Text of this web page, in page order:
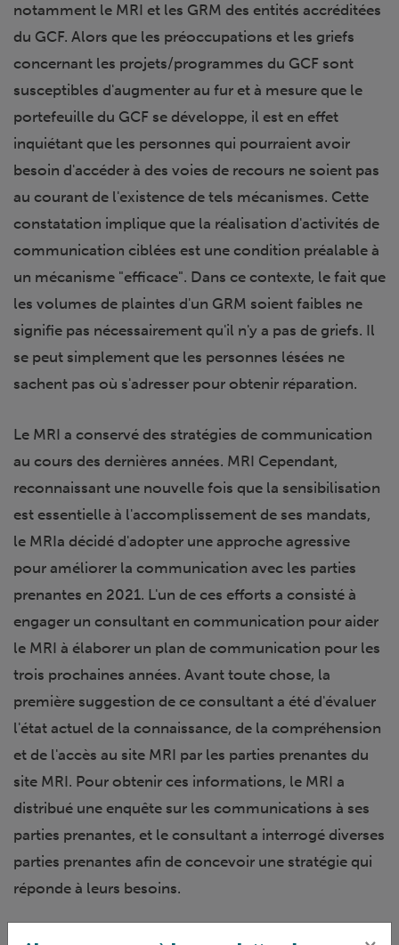
notamment le MRI et les GRM des entités accréditées
du GCF. Alors que les préoccupations et les griefs
concernant les projets/programmes du GCF sont
susceptibles d'augmenter au fur et à mesure que le
portefeuille du GCF se développe, il est en effet
inquiétant que les personnes qui pourraient avoir
besoin d'accéder à des voies de recours ne soient pas
au courant de l'existence de tels mécanismes. Cette
constatation implique que la réalisation d'activités de
communication ciblées est une condition préalable à
un mécanisme "efficace". Dans ce contexte, le fait que
les volumes de plaintes d'un GRM soient faibles ne
signifie pas nécessairement qu'il n'y a pas de griefs. Il
se peut simplement que les personnes lésées ne
sachent pas où s'adresser pour obtenir réparation.
Le MRI a conservé des stratégies de communication
au cours des dernières années. MRI Cependant,
reconnaissant une nouvelle fois que la sensibilisation
est essentielle à l'accomplissement de ses mandats,
le MRIa décidé d'adopter une approche agressive
pour améliorer la communication avec les parties
prenantes en 2021. L'un de ces efforts a consisté à
engager un consultant en communication pour aider
le MRI à élaborer un plan de communication pour les
trois prochaines années. Avant toute chose, la
première suggestion de ce consultant a été d'évaluer
l'état actuel de la connaissance, de la compréhension
et de l'accès au site MRI par les parties prenantes du
site MRI. Pour obtenir ces informations, le MRI a
distribué une enquête sur les communications à ses
parties prenantes, et le consultant a interrogé diverses
parties prenantes afin de concevoir une stratégie qui
réponde à leurs besoins.
L'enquête sur la communication du site MRI, qui visait